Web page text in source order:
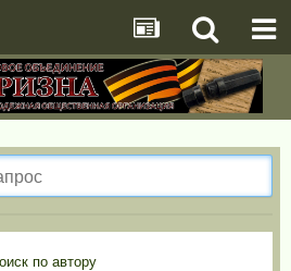
по автору